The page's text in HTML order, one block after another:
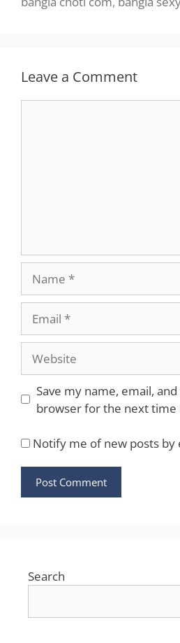
Leave a Comment
Website
Save my name, email,
browser for the next time
Notify me of new posts by
Search